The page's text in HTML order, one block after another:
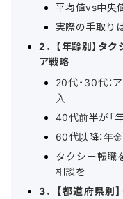
平均値vs中央
実際の手取り
2．【年齢別】タ
ア戦略
20代・30代：
入
40代前半が「
60代以降：年
タクシー転職
相談を
3．【都道府県別